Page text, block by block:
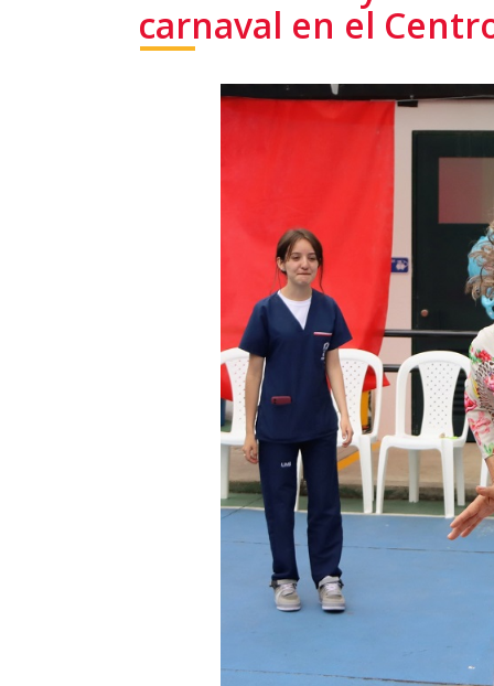
carnaval en el